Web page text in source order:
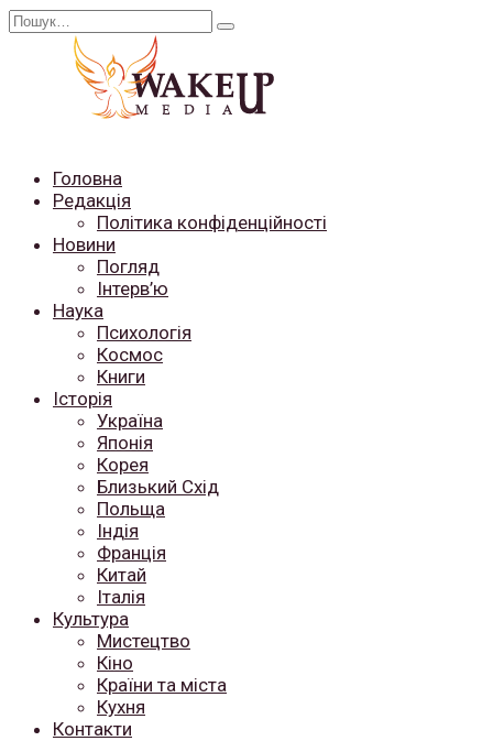
Перейти
Search
Головна
Редакція
Політика конфіденційності
Новини
Погляд
Інтерв’ю
Наука
Психологія
Космос
Книги
Історія
Україна
Японія
Корея
Близький Схід
Польща
Індія
Франція
Китай
Італія
Культура
Мистецтво
Кіно
Країни та міста
Кухня
Контакти